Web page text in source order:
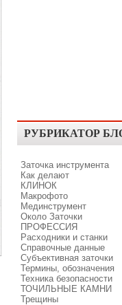
РУБРИКАТОР
Заточка инструмента
Как делают
КЛИНОК
Макрофото
Мединструмент
Около Заточки
ПРОФЕССИЯ
Расходники и станки
Справочные данные
Субъективная заточки
Термины, обозначения
Техника безопасности
ТОЧИЛЬНЫЕ КАМНИ
Трещины